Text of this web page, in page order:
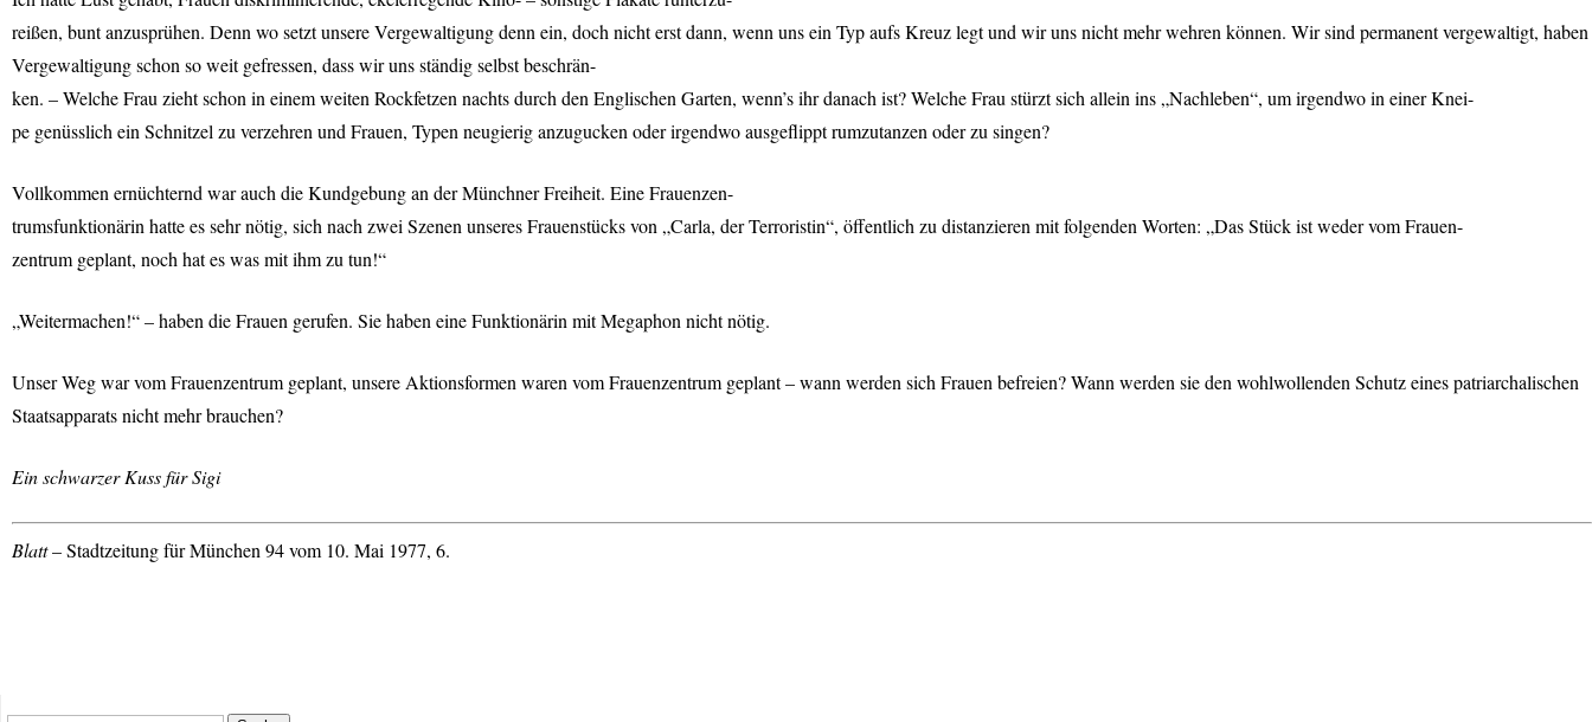
reißen, bunt anzusprühen. Denn wo setzt unsere Vergewaltigung denn ein, doch nicht erst dann, wenn uns ein Typ aufs Kreuz legt und wir uns nicht mehr wehren können. Wir sind permanent vergewaltigt, haben
Vergewaltigung schon so weit gefressen, dass wir uns ständig selbst beschrän-
ken. – Welche Frau zieht schon in einem weiten Rockfetzen nachts durch den Englischen Garten, wenn’s ihr danach ist? Welche Frau stürzt sich allein ins „Nachleben“, um irgendwo in einer Knei-
pe genüsslich ein Schnitzel zu verzehren und Frauen, Typen neugierig anzugucken oder irgendwo ausgeflippt rumzutanzen oder zu singen?
Vollkommen ernüchternd war auch die Kundgebung an der Münchner Freiheit. Eine Frauenzen-
trumsfunktionärin hatte es sehr nötig, sich nach zwei Szenen unseres Frauenstücks von „Carla, der Terroristin“, öffentlich zu distanzieren mit folgenden Worten: „Das Stück ist weder vom Frauen-
zentrum geplant, noch hat es was mit ihm zu tun!“
„Weitermachen!“ – haben die Frauen gerufen. Sie haben eine Funktionärin mit Megaphon nicht nötig.
Unser Weg war vom Frauenzentrum geplant, unsere Aktionsformen waren vom Frauenzentrum geplant – wann werden sich Frauen befreien? Wann werden sie den wohlwollenden Schutz eines patriarchalischen
Staatsapparats nicht mehr brauchen?
Ein schwarzer Kuss für Sigi
Blatt– Stadtzeitung für München 94 vom 10. Mai 1977, 6.